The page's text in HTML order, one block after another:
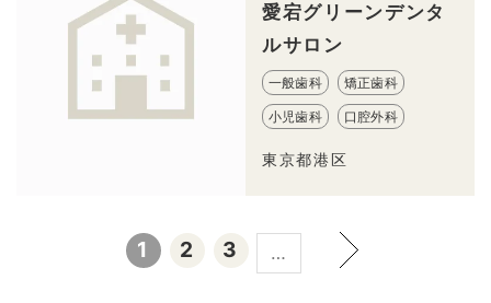
愛宕グリーンデンタ
ルサロン
一般歯科 矯正歯科
小児歯科 口腔外科
東京都港区
1 2 3 …